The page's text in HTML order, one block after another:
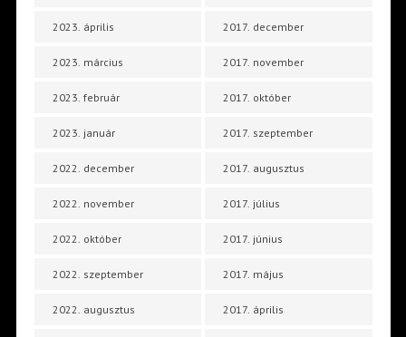
2023. április
2023. március
2023. február
2023. január
2022. december
2022. november
2022. október
2022. szeptember
2022. augusztus
2017. december
2017. november
2017. október
2017. szeptember
2017. augusztus
2017. július
2017. június
2017. május
2017. április